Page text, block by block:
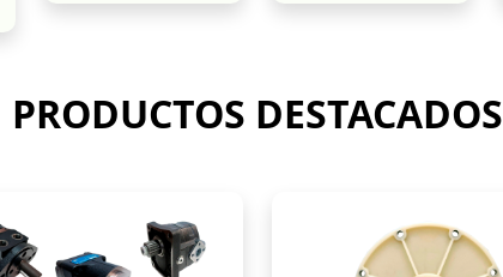
PRODUCTOS DESTACADOS